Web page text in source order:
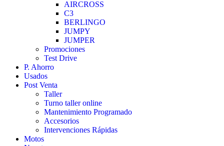
AIRCROSS
C3
BERLINGO
JUMPY
JUMPER
Promociones
Test Drive
P. Ahorro
Usados
Post Venta
Taller
Turno taller online
Mantenimiento Programado
Accesorios
Intervenciones Rápidas
Motos